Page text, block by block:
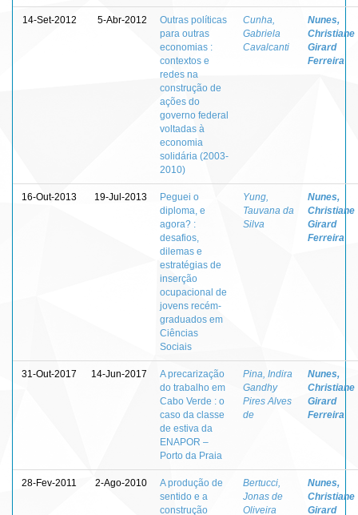
14-Set-2012 5-Abr-2012
Outras políticas
para outras
economias :
contextos e
redes na
construção de
ações do
governo federal
voltadas à
economia
solidária (2003-
2010)
Cunha,
Gabriela
Cavalcanti
Nunes,
Christiane
Girard
Ferreira
16-Out-2013 19-Jul-2013
Peguei o
diploma, e
agora? :
desafios,
dilemas e
estratégias de
inserção
ocupacional de
jovens recém-
graduados em
Ciências
Sociais
Yung,
Tauvana da
Silva
Nunes,
Christiane
Girard
Ferreira
31-Out-2017 14-Jun-2017
A precarização
do trabalho em
Cabo Verde : o
caso da classe
de estiva da
ENAPOR –
Porto da Praia
Pina, Indira
Gandhy
Pires Alves
de
Nunes,
Christiane
Girard
Ferreira
28-Fev-2011 2-Ago-2010
A produção de
sentido e a
construção
Bertucci,
Jonas de
Oliveira
Nunes,
Christiane
Girard